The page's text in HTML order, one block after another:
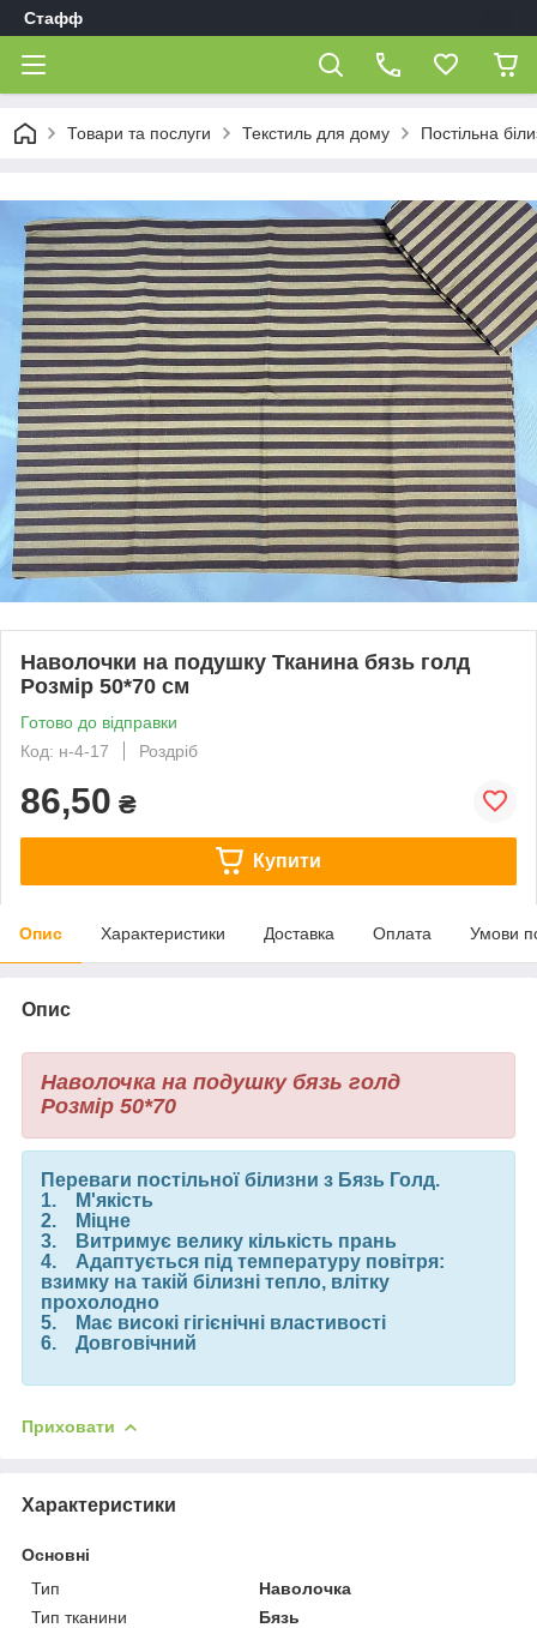
Стафф
Товари та послуги Текстиль для дому Постільна
Наволочки на подушку Тканина бязь голд
Розмір 50*70 см
Готово до відправки
Код: н-4-17
Роздріб
86,50 ₴
Купити
Опис Характеристики Доставка Оплата Умови
Опис
Наволочка на подушку бязь голд
Розмір 50*70
Переваги постільної білизни з Бязь Голд.
1. М'якість
2. Міцне
3. Витримує велику кількість прань
4. Адаптується під температуру повітря:
взимку на такій білизні тепло, влітку
прохолодно
5. Має високі гігієнічні властивості
6. Довговічний
Приховати
Характеристики
Основні
Тип
Наволочка
Тип тканини
Бязь